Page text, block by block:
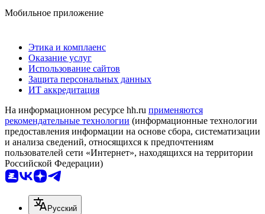
Мобильное приложение
Этика и комплаенс
Оказание услуг
Использование сайтов
Защита персональных данных
ИТ аккредитация
На информационном ресурсе hh.ru применяются
рекомендательные технологии (информационные технологии
предоставления информации на основе сбора, систематизации
и анализа сведений, относящихся к предпочтениям
пользователей сети «Интернет», находящихся на территории
Российской Федерации)
Русский